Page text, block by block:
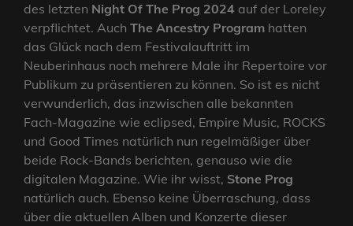
des letzten Night Of The Prog 2024 auf der Loreley
verpflichtet. Auch The Ancestry Program hatten
das Glück nach dem Festivalauftritt im
Neuberinhaus noch mehrere Male ihr Repertoire vor
Publikum zu präsentieren zu können. So ist es nicht
verwunderlich, das inzwischen alle bekannten
Fach-Magazine wie eclipsed, Empire Music, ROCKS
und Good Times natürlich nun regelmäßiger über
beide Rock-Bands berichten, genauso wie die
digitalen Magazine. Wie ihr wisst, Stone Prog
natürlich auch. Ebenso keine Überraschung, dass
über die aktuellen Alben und Konzerte dieser